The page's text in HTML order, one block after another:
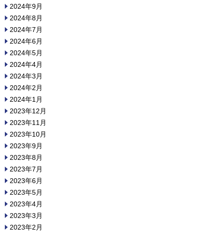
2024年9月
2024年8月
2024年7月
2024年6月
2024年5月
2024年4月
2024年3月
2024年2月
2024年1月
2023年12月
2023年11月
2023年10月
2023年9月
2023年8月
2023年7月
2023年6月
2023年5月
2023年4月
2023年3月
2023年2月